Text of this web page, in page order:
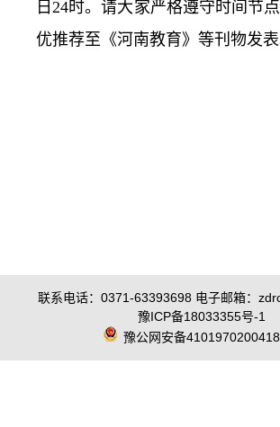
日24时。请大家严格遵守时间节
优推荐至《河南教育》等刊物发
联系电话：0371-63393698 电子邮箱：
豫ICP备18033355号-1
豫公网安备